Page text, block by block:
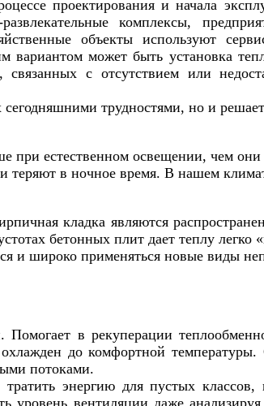
проектирования и начала
комплексы,
объекты используют
может быть установка
с отсутствием или
трудностями, но и
при естественном освещении, чем
теряют в ночное время. В нашем
кладка являются
бетонных плит дает теплу легко
и широко применяться новые виды
в рекуперации
до комфортной температуры.
потоками.
энергию для пустых классов,